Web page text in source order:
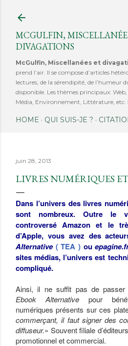
MCGULFIN,
DIVAGATIONS
McGulfin, Miscellanées et
prend l’air. Il se compose d’articles
lectures, de la sérendipité, de l’humeur
disponible. Les thèmes principaux:
Média, Environnement, Littérature, etc.
HOME QUI SUIS-JE ?
juin 28, 2013
LIVRES NUMÉRIQUES
Dans l’univers des livres
sont nombreux. Outre le
controversé Amazon et le
d’Apple, vous avez des
Alternative( TEA )ou
sites médias, l’univers est
compliqué.
Ainsi, il ne suffit pas de
Ebook Alternative pour
numériques présents sur ces
commerçant, il faut signer des
diffuseur.» Souvent filiale
promotionnel et commercial.